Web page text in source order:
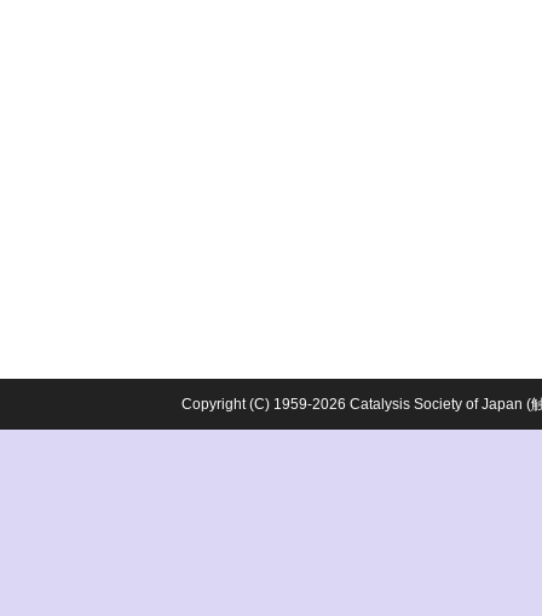
Copyright (C) 1959-2026 Catalysis Society of Japan (